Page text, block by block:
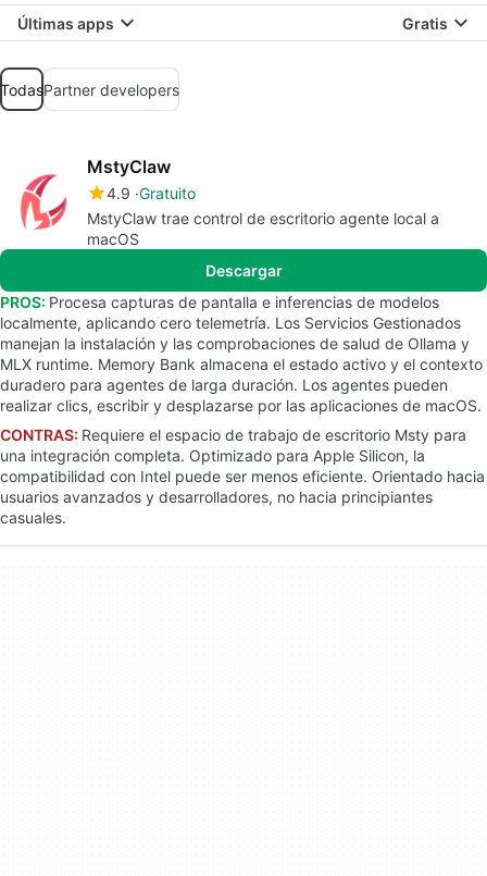
Últimas apps Gratis
TodasPartner developers
MstyClaw
4.9 Gratuito
MstyClaw trae control de escritorio agente local a
macOS
Descargar
PROS: Procesa capturas de pantalla e inferencias de modelos
localmente, aplicando cero telemetría. Los Servicios Gestionados
manejan la instalación y las comprobaciones de salud de Ollama y
MLX runtime. Memory Bank almacena el estado activo y el contexto
duradero para agentes de larga duración. Los agentes pueden
realizar clics, escribir y desplazarse por las aplicaciones de macOS.
CONTRAS: Requiere el espacio de trabajo de escritorio Msty para
una integración completa. Optimizado para Apple Silicon, la
compatibilidad con Intel puede ser menos eficiente. Orientado hacia
usuarios avanzados y desarrolladores, no hacia principiantes
casuales.